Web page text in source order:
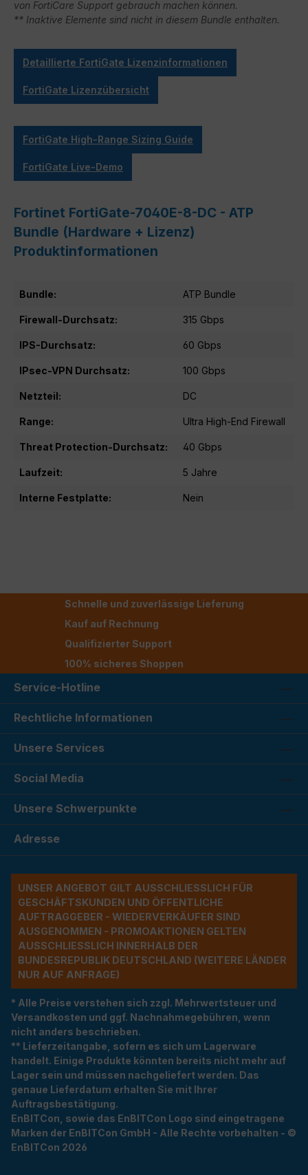
von FortiCare Support gebrauch machen können.
** Inaktive Elemente sind nicht in diesem Bundle enthalten.
Detaillierte FortiGate Lizenzinformationen
FortiGate Lizenzübersicht
FortiGate High-Range Sizing Guide
FortiGate Live-Demo
Fortinet FortiGate-7040E-8-DC - ATP
Bundle (Hardware + Lizenz)
Produktinformationen
Bundle: ATP Bundle
Firewall-Durchsatz: 315 Gbps
IPS-Durchsatz: 60 Gbps
IPsec-VPN Durchsatz: 100 Gbps
Netzteil: DC
Range: Ultra High-End Firewall
Threat Protection-Durchsatz: 40 Gbps
Laufzeit: 5 Jahre
Interne Festplatte: Nein
Schnelle und zuverlässige Lieferung
Kauf auf Rechnung
Qualifizierter Support
100% sicheres Shoppen
Service-Hotline
Rechtliche Informationen
Unsere Services
Social Media
Unsere Schwerpunkte
Adresse
UNSER ANGEBOT GILT AUSSCHLIESSLICH FÜR G
ESCHÄFTSKUNDEN UND ÖFFENTLICHE A
UFTRAGGEBER - WIEDERVERKÄUFER SIND A
USGENOMMEN - PROMOAKTIONEN GELTEN A
USSCHLIESSLICH INNERHALB DER BU
NDESREPUBLIK DEUTSCHLAND (WEITERE LÄNDER NU
R AUF ANFRAGE)
* Alle Preise verstehen sich zzgl. Mehrwertsteuer und
Versandkosten und ggf. Nachnahmegebühren, wenn
nicht anders beschrieben.
** Lieferzeitangabe, sofern es sich um Lagerware
handelt. Einige Produkte könnten bereits nicht mehr auf
Lager sein und müssen nachgeliefert werden. Das
genaue Lieferdatum erhalten Sie mit Ihrer
Auftragsbestätigung.
EnBITCon, sowie das EnBITCon Logo sind eingetragene
Marken der EnBITCon GmbH - Alle Rechte vorbehalten - ©
EnBITCon 2026